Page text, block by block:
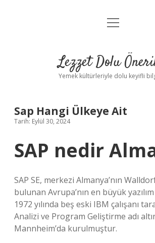
Anasayfa
Yasal Uyarı
menüyü
Lezzet Dolu
Yemek kültürleriyle dolu keyifli
Sap Hangi Ülkeye Ait
Tarih: Eylül 30, 2024
SAP nedir
SAP SE, merkezi Almanya’nın
bulunan Avrupa’nın en büyük
1972 yılında beş eski IBM çalışanı
Analizi ve Program Geliştirme adı
Mannheim’da kurulmuştur.